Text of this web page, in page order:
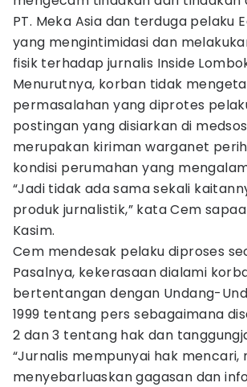
PT. Meka Asia dan terduga pelaku
yang mengintimidasi dan
fisik terhadap jurnalis Inside
Menurutnya, korban tidak
permasalahan yang diprotes
postingan yang disiarkan di
merupakan kiriman warganet
kondisi perumahan yang
“Jadi tidak ada sama sekali
produk jurnalistik,” kata Cem
Kasim.
Cem mendesak pelaku diproses
Pasalnya, kekerasaan dialami
bertentangan dengan Undang-
1999 tentang pers sebagaimana
2 dan 3 tentang hak dan
“Jurnalis mempunyai hak mencari,
menyebarluaskan gagasan dan